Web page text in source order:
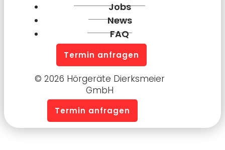
Jobs
News
FAQ
Termin anfragen
© 2026 Hörgeräte Dierksmeier
GmbH
Termin anfragen